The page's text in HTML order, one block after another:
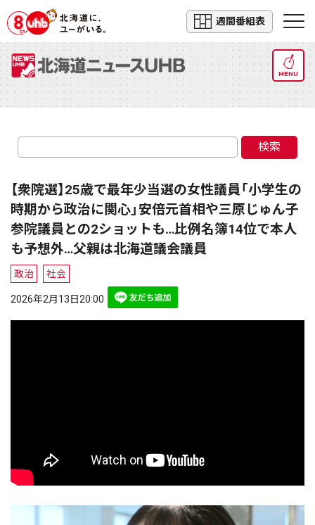
週間番組表
MENU
検索
【衆院選】25歳で最年少当選の女性議員「小学生の
時期から政治に関心」安倍元首相や三原じゅん子
参院議員との2ショットも…比例名簿14位で本人
も予想外…父親は北海道議会議員
政治 社会
2026年2月13日20:00